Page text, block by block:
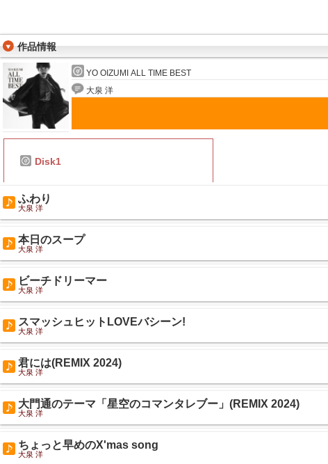
作品情報
YO OIZUMI ALL TIME BEST
大泉 洋
Disk1
ふわり
大泉 洋
本日のスープ
大泉 洋
ビーチドリーマー
大泉 洋
スマッシュヒットLOVEバシーン!
大泉 洋
君には(REMIX 2024)
大泉 洋
大門通のテーマ「星空のコマンタレブー」(REMIX 2024)
大泉 洋
ちょっと早めのX'mas song
大泉 洋